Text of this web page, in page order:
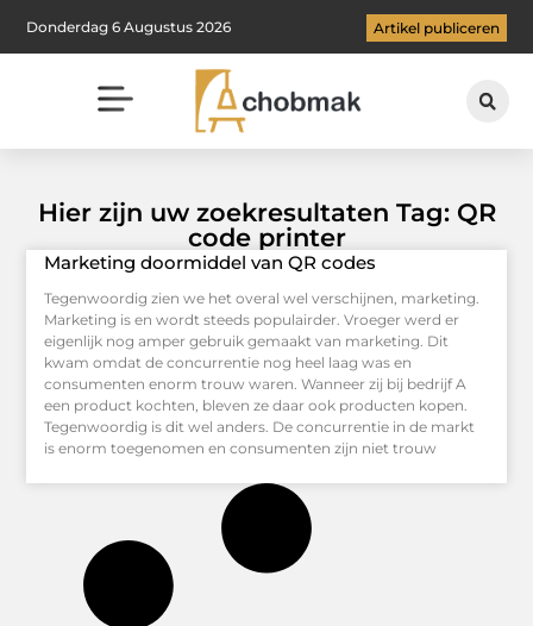
Donderdag 6 Augustus 2026 Artikel publiceren
Hier zijn uw zoekresultaten Tag: QR
code printer
Marketing doormiddel van QR codes
Tegenwoordig zien we het overal wel verschijnen, marketing.
Marketing is en wordt steeds populairder. Vroeger werd er
eigenlijk nog amper gebruik gemaakt van marketing. Dit
kwam omdat de concurrentie nog heel laag was en
consumenten enorm trouw waren. Wanneer zij bij bedrijf A
een product kochten, bleven ze daar ook producten kopen.
Tegenwoordig is dit wel anders. De concurrentie in de markt
is enorm toegenomen en consumenten zijn niet trouw